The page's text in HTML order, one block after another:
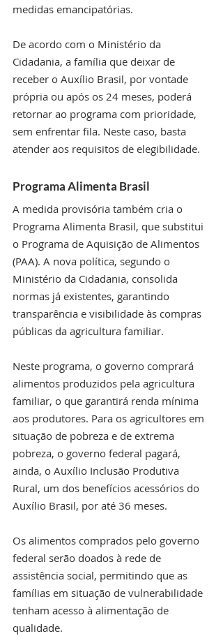
medidas emancipatórias.
De acordo com o Ministério da
Cidadania, a família que deixar de
receber o Auxílio Brasil, por vontade
própria ou após os 24 meses, poderá
retornar ao programa com prioridade,
sem enfrentar fila. Neste caso, basta
atender aos requisitos de elegibilidade.
Programa Alimenta Brasil
A medida provisória também cria o
Programa Alimenta Brasil, que substitui
o Programa de Aquisição de Alimentos
(PAA). A nova política, segundo o
Ministério da Cidadania, consolida
normas já existentes, garantindo
transparência e visibilidade às compras
públicas da agricultura familiar.
Neste programa, o governo comprará
alimentos produzidos pela agricultura
familiar, o que garantirá renda mínima
aos produtores. Para os agricultores em
situação de pobreza e de extrema
pobreza, o governo federal pagará,
ainda, o Auxílio Inclusão Produtiva
Rural, um dos benefícios acessórios do
Auxílio Brasil, por até 36 meses.
Os alimentos comprados pelo governo
federal serão doados à rede de
assistência social, permitindo que as
famílias em situação de vulnerabilidade
tenham acesso à alimentação de
qualidade.